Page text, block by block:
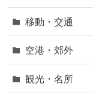
移動・交通
空港・郊外
観光・名所